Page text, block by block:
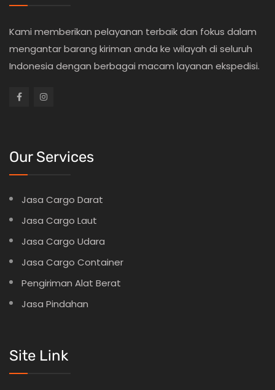
Kami memberikan pelayanan terbaik dan fokus dalam
mengantar barang kiriman anda ke wilayah di seluruh
Indonesia dengan berbagai macam layanan ekspedisi.
Our Services
Jasa Cargo Darat
Jasa Cargo Laut
Jasa Cargo Udara
Jasa Cargo Container
Pengiriman Alat Berat
Jasa Pindahan
Site Link